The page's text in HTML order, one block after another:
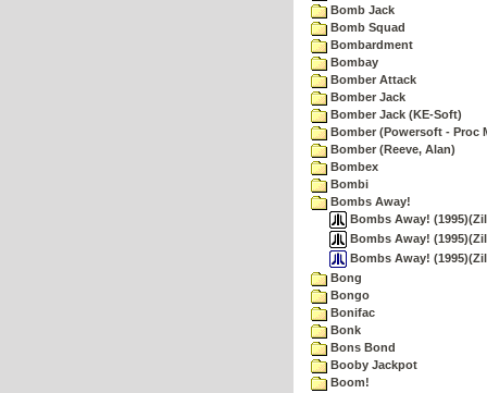
Bomb Jack
Bomb Squad
Bombardment
Bombay
Bomber Attack
Bomber Jack
Bomber Jack (KE-Soft)
Bomber (Powersoft - Proc
Bomber (Reeve, Alan)
Bombex
Bombi
Bombs Away!
Bombs Away!
Bombs Away!
Bombs Away!
Bong
Bongo
Bonifac
Bonk
Bons Bond
Booby Jackpot
Boom!